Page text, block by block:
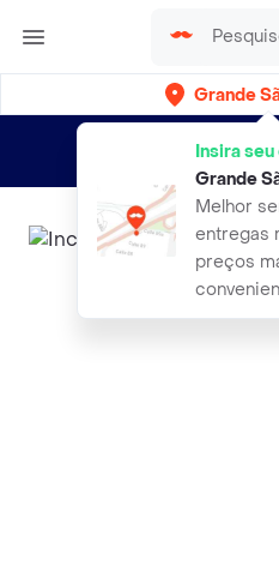
Grande
Insira
Grande
Melhor
entregas
preços
Entregas grátis